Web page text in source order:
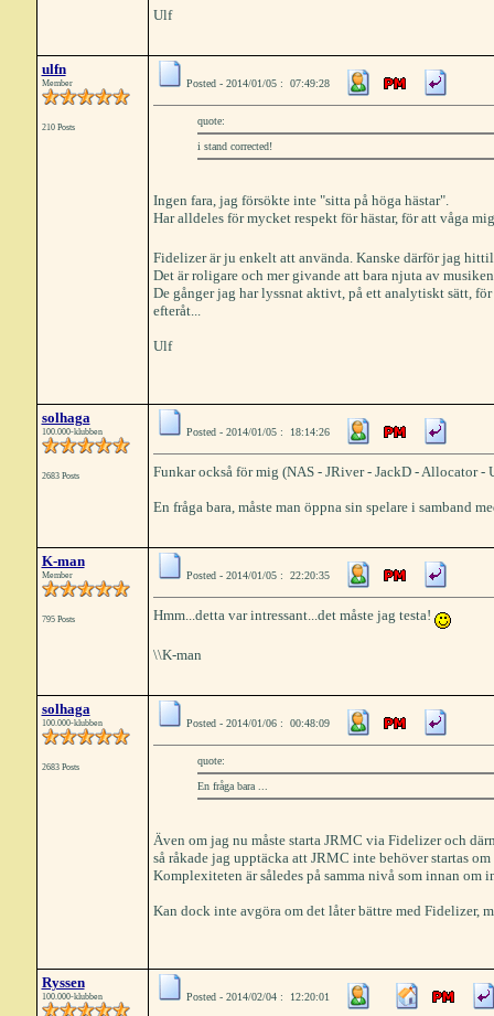
Ulf
ulfn
Member
210 Posts
Posted - 2014/01/05 : 07:49:28
quote:
i stand corrected!
Ingen fara, jag försökte inte "sitta på höga hästar".
Har alldeles för mycket respekt för hästar, för att våga
Fidelizer är ju enkelt att använda. Kanske därför jag
Det är roligare och mer givande att bara njuta av
De gånger jag har lyssnat aktivt, på ett analytiskt sätt,
efteråt...
Ulf
solhaga
100.000-klubben
2683 Posts
Posted - 2014/01/05 : 18:14:26
Funkar också för mig (NAS - JRiver - JackD - Allocator
En fråga bara, måste man öppna sin spelare i samband
K-man
Member
795 Posts
Posted - 2014/01/05 : 22:20:35
Hmm...detta var intressant...det måste jag testa!
\\K-man
solhaga
100.000-klubben
2683 Posts
Posted - 2014/01/06 : 00:48:09
quote:
En fråga bara ...
Även om jag nu måste starta JRMC via Fidelizer och
så råkade jag upptäcka att JRMC inte behöver startas
Komplexiteten är således på samma nivå som innan
Kan dock inte avgöra om det låter bättre med Fidelizer,
Ryssen
100.000-klubben Posted - 2014/02/04 : 12:20:01